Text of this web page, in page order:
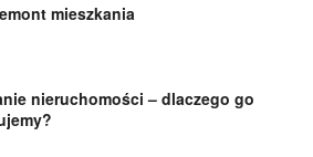
mieszkania
nieruchomości – dlaczego go